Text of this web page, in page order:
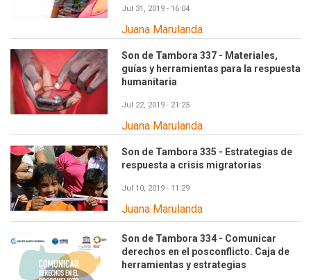
Jul 31, 2019 - 16:04
Juana Marulanda
Son de Tambora 337 - Materiales,
guías y herramientas para la respuesta
humanitaria
Jul 22, 2019 - 21:25
Juana Marulanda
Son de Tambora 335 - Estrategias de
respuesta a crisis migratorias
Jul 10, 2019 - 11:29
Juana Marulanda
Son de Tambora 334 - Comunicar
derechos en el posconflicto. Caja de
herramientas y estrategias